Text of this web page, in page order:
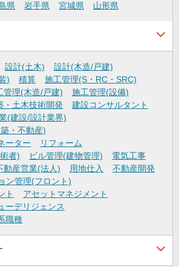
県 岩手県 宮城県 山形県
設計(土木)
設計(木造/戸建)
) 積算
施工管理(S・RC・SRC)
管理(木造/戸建)
施工管理(設備)
・土木技術開発
建設コンサルタント
(建設/設計業界)
・不動産)
ーター
リフォーム
者)
ビル管理(建物管理)
電気工事
動産営業(法人) 用地仕入
不動産開発
ン管理(フロント)
ト
アセットマネジメント
ーデリジェンス
職種